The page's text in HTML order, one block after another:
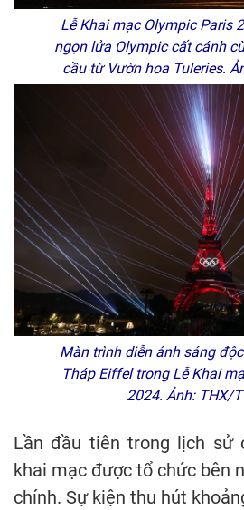
Lễ Khai mạc Olympic Paris
ngọn lửa Olympic cất cánh
cầu từ Vườn hoa Tuleries.
Màn trình diễn ánh sáng
Tháp Eiffel trong Lễ Khai
2024. Ảnh: THX/
Lần đầu tiên trong lịch sử
khai mạc được tổ chức bên
chính. Sự kiện thu hút